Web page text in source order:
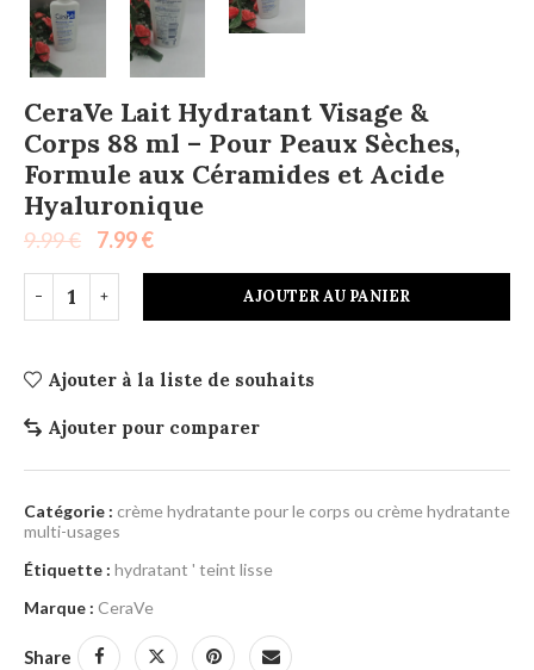
CeraVe Lait Hydratant Visage &
Corps 88 ml – Pour Peaux Sèches,
Formule aux Céramides et Acide
Hyaluronique
9.99€ 7.99€
AJOUTER AU PANIER
Ajouter à la liste de souhaits
Ajouter pour comparer
Catégorie : crème hydratante pour le corps ou crème hydratante
multi-usages
Étiquette : hydratant ' teint lisse
Marque : CeraVe
Share